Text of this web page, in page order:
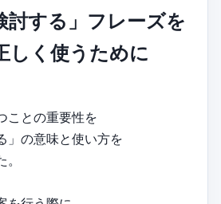
討する」フレーズを
しく使うために
ことの重要性を
」の意味と使い方を